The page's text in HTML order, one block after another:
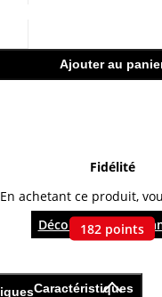
Ajouter au
Fidélité
En achetant ce produit,
182 points
Découvrir le
Caractéristiques